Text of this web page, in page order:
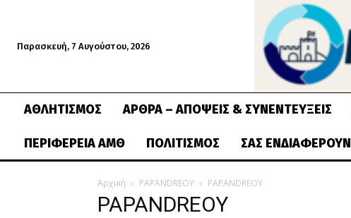
Παρασκευή, 7 Αυγούστου, 2026
ΑΘΛΗΤΙΣΜΌΣ ΆΡΘΡΑ – ΑΠΌΨΕΙΣ & ΣΥΝΕΝΤΕΎΞΕΙΣ
ΠΕΡΙΦΈΡΕΙΑ ΑΜΘ ΠΟΛΙΤΙΣΜΌΣ ΣΑΣ ΕΝΔΙΑΦΈΡΟΥΝ
Αρχική PAPANDREOY PAPANDREOY
PAPANDREOY